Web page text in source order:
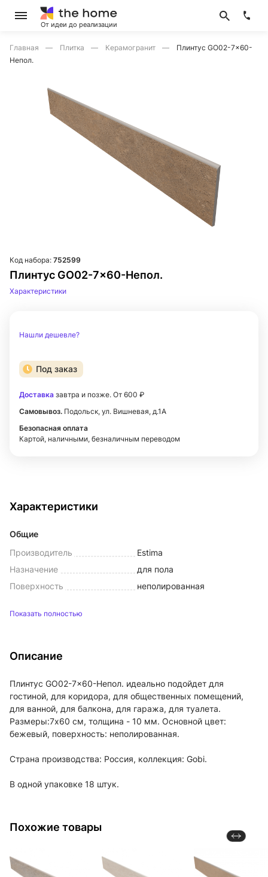
От идеи до реализации
Главная Плитка Керамогранит
Плинтус GO02-7x60-
Непол.
Плинтус GO02-7x60-Непол.
Код набора: 752599
Характеристики
Нашли дешевле?
Под заказ
Доставка завтра и позже. От 600 ₽
Самовывоз. Подольск, ул. Вишневая, д.1А
Безопасная оплата
Картой, наличными, безналичным переводом
Характеристики
Общие
Производитель
Estima
Назначение
для пола
Поверхность
неполированная
Показать полностью
Описание
Плинтус GO02-7x60-Непол. идеально подойдет для
гостиной, для коридора, для общественных помещений,
для ванной, для балкона, для гаража, для туалета.
Размеры:7x60 см, толщина - 10 мм. Основной цвет:
бежевый, поверхность: неполированная.
Страна производства: Россия, коллекция: Gobi.
В одной упаковке 18 штук.
Похожие товары